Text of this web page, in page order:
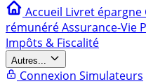
Accueil Livret épargne
rémunéréAssurance-Vie
Impôts & Fiscalité
Autres...
Connexion Simulateurs